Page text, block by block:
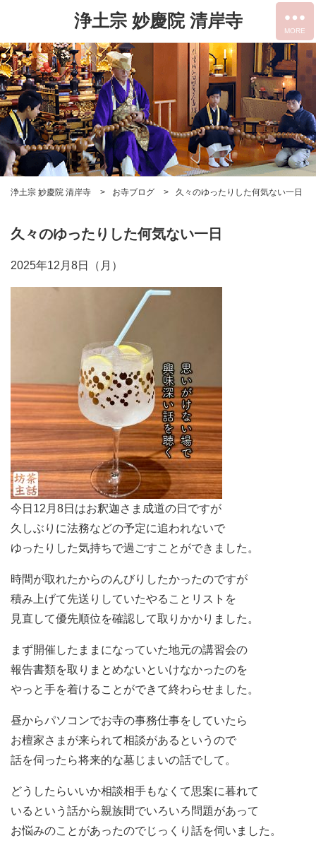
浄土宗 妙慶院 清岸寺
浄土宗 妙慶院 清岸寺 お寺ブログ 久々のゆったりした何気ない一日
久々のゆったりした何気ない一日
2025年12月8日（月）
今日12月8日はお釈迦さま成道の日ですが
久しぶりに法務などの予定に追われないで
ゆったりした気持ちで過ごすことができました。
時間が取れたからのんびりしたかったのですが
積み上げて先送りしていたやることリストを
見直して優先順位を確認して取りかかりました。
まず開催したままになっていた地元の講習会の
報告書類を取りまとめないといけなかったのを
やっと手を着けることができて終わらせました。
昼からパソコンでお寺の事務仕事をしていたら
お檀家さまが来られて相談があるというので
話を伺ったら将来的な墓じまいの話でして。
どうしたらいいか相談相手もなくて思案に暮れて
いるという話から親族間でいろいろ問題があって
お悩みのことがあったのでじっくり話を伺いました。